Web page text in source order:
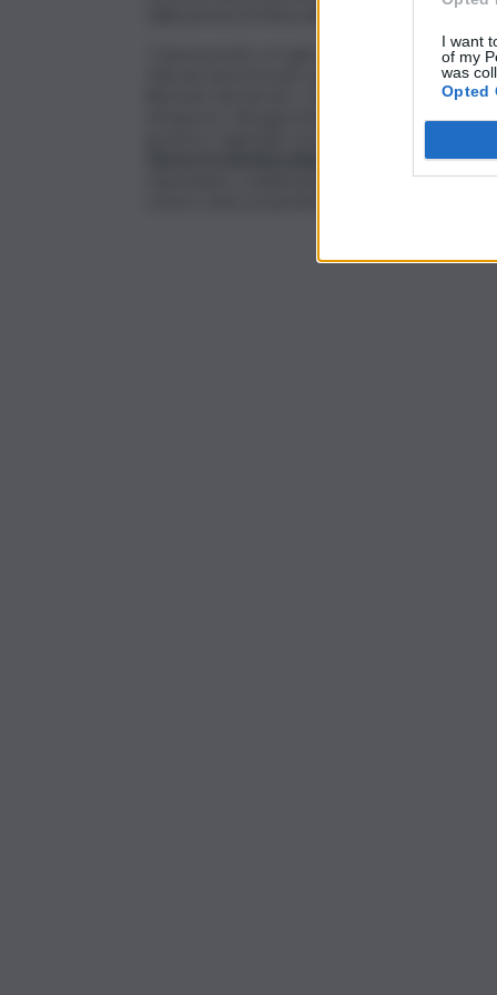
I want
of my
was
Opted
dalla perizia di stima alla relazione sullo
“L’assessorato si è già attivato per inviare
Falcone lavorerà per pagare il debito da
liberarlo dal vincolo, consentirne la
intrapreso. Bisogna intanto iniziare con la
per l’intero
Esprimiamo soddisfazione e ringraziamo